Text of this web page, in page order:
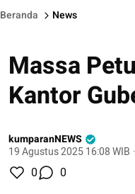
Beranda News
Massa
Kantor
kumparanNEWS
19 Agustus 2025 16:08 WIB ·
0 0